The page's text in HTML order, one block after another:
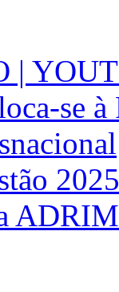
|
se
2025